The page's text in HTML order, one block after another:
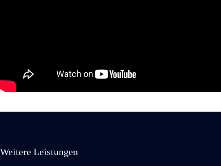
Weitere Leistungen